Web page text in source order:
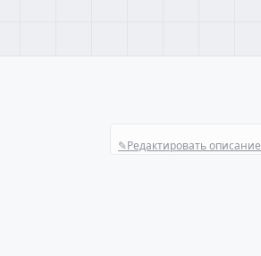
✎Редактировать описание